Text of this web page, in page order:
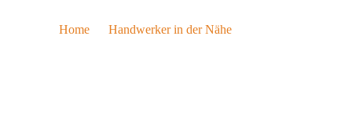
Home
Handwerker in der Nähe